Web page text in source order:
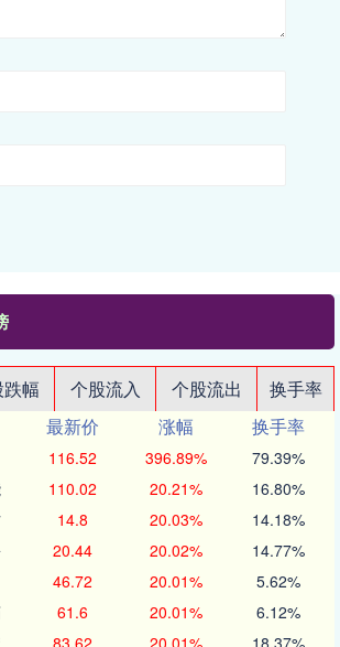
幅 个股流入 个股流出
换手率
最新价 涨幅
换手率
116.52 396.89% 79.39%
110.02 20.21% 16.80%
14.8 20.03% 14.18%
20.44 20.02% 14.77%
46.72 20.01% 5.62%
61.6 20.01% 6.12%